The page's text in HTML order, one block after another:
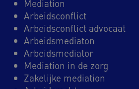
Mediation
Arbeidsconflict
Arbeidsconflict advocaat
Arbeidsmediaton
Arbeidsmediator
Mediation in de zorg
Zakelijke mediation